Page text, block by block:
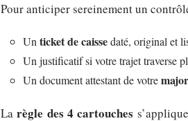
Pour anticiper sereinement un
Un ticket de caissedaté, original et
Un justificatif si votre trajet traverse
Un document attestant de votre
Larègle des 4 cartouches